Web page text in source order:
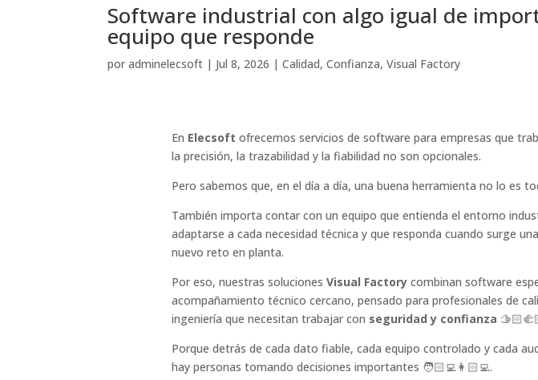
Software industrial con algo igual de
equipo que responde
poradminelecsoft | Jul 8, 2026 |Calidad,Confianza,Visual Factory
En Elecsoft ofrecemos servicios de software para empresas que
la precisión, la trazabilidad y la fiabilidad no son opcionales.
Pero sabemos que, en el día a día, una buena herramienta no lo es
También importa contar con un equipo que entienda el entorno
adaptarse a cada necesidad técnica y que responda cuando surge
nuevo reto en planta.
Por eso, nuestras soluciones Visual Factorycombinan software
acompañamiento técnico cercano, pensado para profesionales de
ingeniería que necesitan trabajar con seguridad y confianza
Porque detrás de cada dato fiable, cada equipo controlado y cada
hay personas tomando decisiones importantes 🧑🏻‍💻👩🏻‍💻.